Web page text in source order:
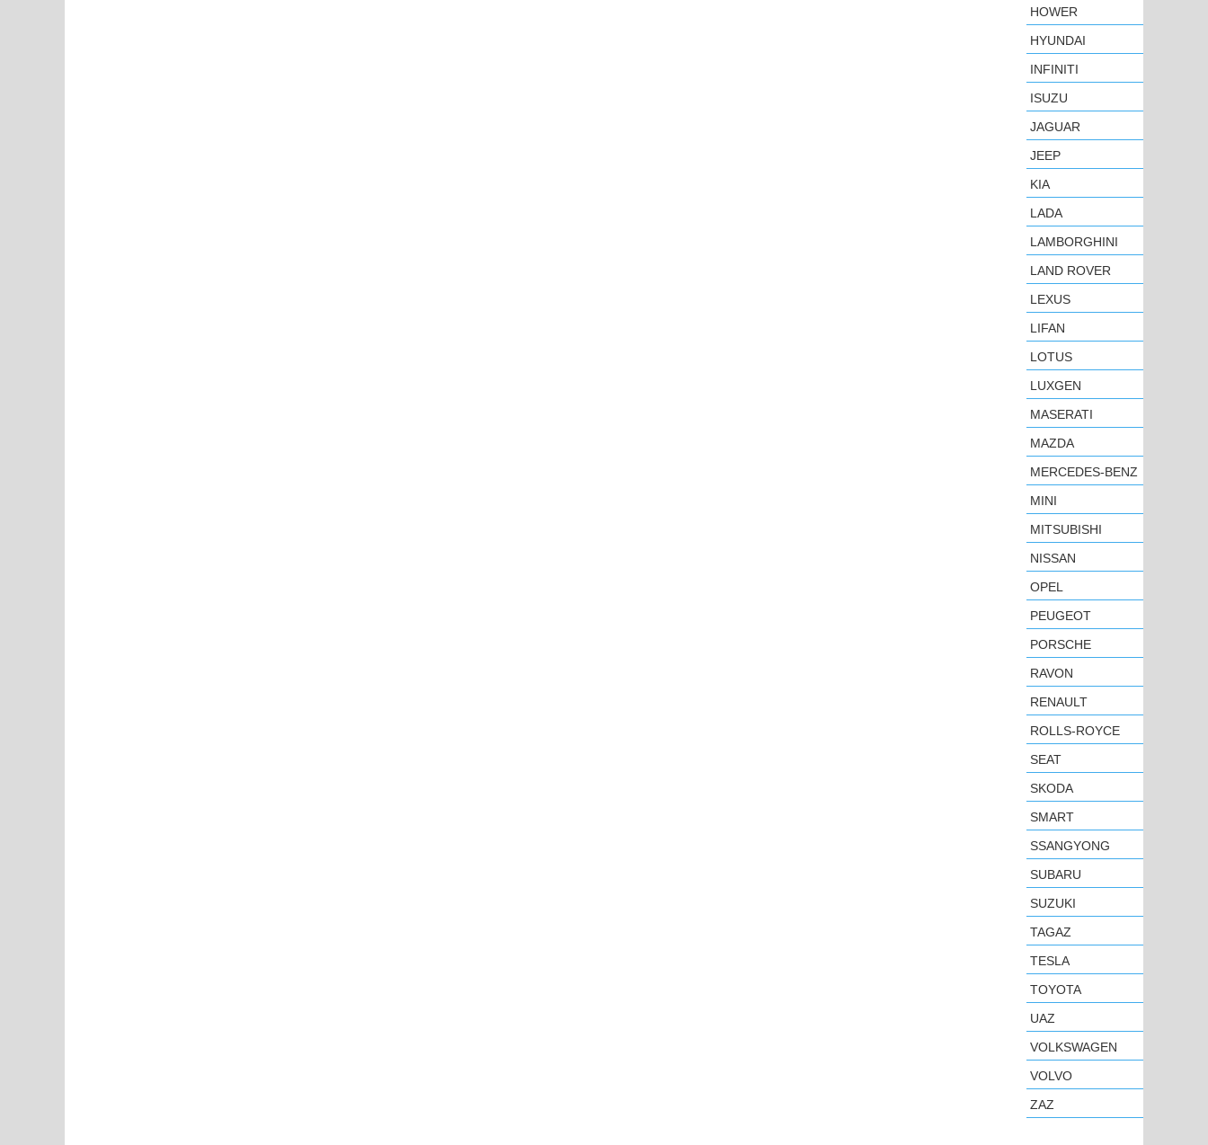
HOWER
HYUNDAI
INFINITI
ISUZU
JAGUAR
JEEP
KIA
LADA
LAMBORGHINI
LAND ROVER
LEXUS
LIFAN
LOTUS
LUXGEN
MASERATI
MAZDA
MERCEDES-BENZ
MINI
MITSUBISHI
NISSAN
OPEL
PEUGEOT
PORSCHE
RAVON
RENAULT
ROLLS-ROYCE
SEAT
SKODA
SMART
SSANGYONG
SUBARU
SUZUKI
TAGAZ
TESLA
TOYOTA
UAZ
VOLKSWAGEN
VOLVO
ZAZ